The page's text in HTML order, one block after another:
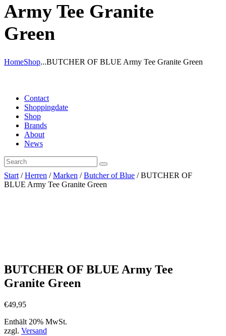
Army Tee Granite
Green
HomeShop...BUTCHER OF BLUE Army Tee Granite Green
Contact
Shoppingdate
Shop
Brands
About
News
Start /Herren /Marken /Butcher of Blue / BUTCHER OF
BLUE Army Tee Granite Green
BUTCHER OF BLUE Army Tee
Granite Green
€49,95
Enthält 20% MwSt.
zzgl. Versand